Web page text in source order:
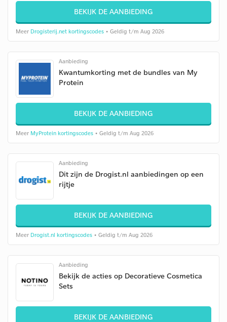
BEKIJK DE AANBIEDING
Meer Drogisterij.net kortingscodes • Geldig t/m Aug 2026
Aanbieding
Kwantumkorting met de bundles van My
Protein
BEKIJK DE AANBIEDING
Meer MyProtein kortingscodes • Geldig t/m Aug 2026
Aanbieding
Dit zijn de Drogist.nl aanbiedingen op een
rijtje
BEKIJK DE AANBIEDING
Meer Drogist.nl kortingscodes • Geldig t/m Aug 2026
Aanbieding
Bekijk de acties op Decoratieve Cosmetica
Sets
BEKIJK DE AANBIEDING